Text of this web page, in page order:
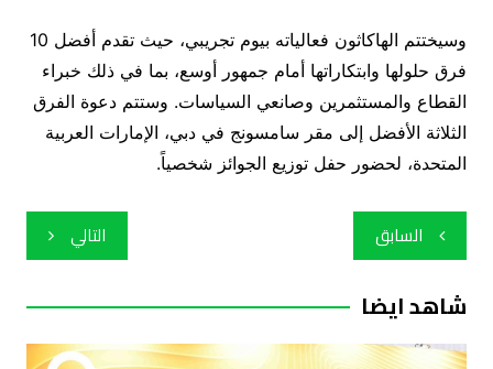
وسيختتم الهاكاثون فعالياته بيوم تجريبي، حيث تقدم أفضل 10
فرق حلولها وابتكاراتها أمام جمهور أوسع، بما في ذلك خبراء
القطاع والمستثمرين وصانعي السياسات. وستتم دعوة الفرق
الثلاثة الأفضل إلى مقر سامسونج في دبي، الإمارات العربية
المتحدة، لحضور حفل توزيع الجوائز شخصياً.
تصفّح
المقالات
السابق التالي
شاهد ايضا